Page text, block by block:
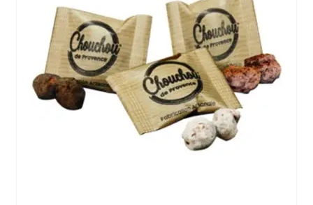
Les conditionnements disponibles :